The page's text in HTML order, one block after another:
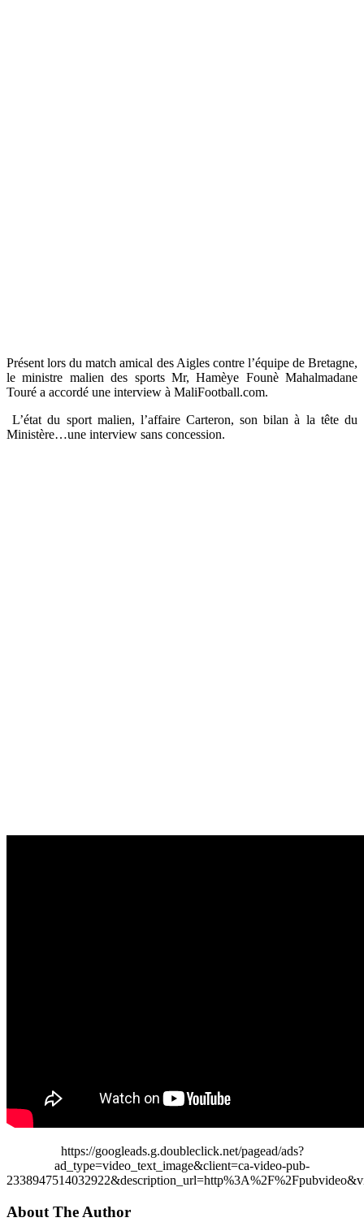
Présent lors du match amical des Aigles contre l’équipe de Bretagne,
le ministre malien des sports Mr, Hamèye Founè Mahalmadane
Touré a accordé une interview à MaliFootball.com.
L’état du sport malien, l’affaire Carteron, son bilan à la tête du
Ministère…une interview sans concession.
https://googleads.g.doubleclick.net/pagead/ads?
ad_type=video_text_image&client=ca-video-pub-
About The Author